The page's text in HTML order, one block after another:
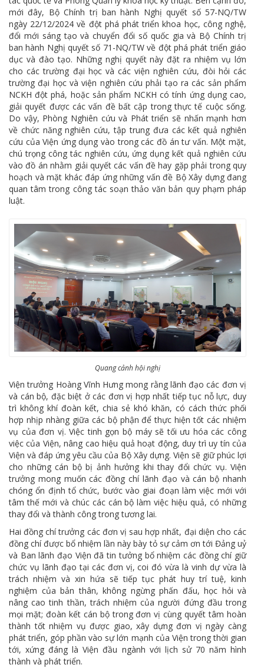
mới đây, Bộ Chính trị ban hành Nghị quyết số 57-NQ/TW
ngày 22/12/2024 về đột phá phát triển khoa học, công nghệ,
đổi mới sáng tạo và chuyển đổi số quốc gia và Bộ Chính trị
ban hành Nghị quyết số 71-NQ/TW về đột phá phát triển giáo
dục và đào tạo. Những nghị quyết này đặt ra nhiệm vụ lớn
cho các trường đại học và các viện nghiên cứu, đòi hỏi các
trường đại học và viện nghiên cứu phải tạo ra các sản phẩm
NCKH đột phá, hoặc sản phẩm NCKH có tính ứng dụng cao,
giải quyết được các vấn đề bất cập trong thực tế cuộc sống.
Do vậy, Phòng Nghiên cứu và Phát triển sẽ nhấn mạnh hơn
về chức năng nghiên cứu, tập trung đưa các kết quả nghiên
cứu của Viện ứng dụng vào trong các đồ án tư vấn. Một mặt,
chú trọng công tác nghiên cứu, ứng dụng kết quả nghiên cứu
vào đồ án nhằm giải quyết các vấn đề hay gặp phải trong quy
hoạch và mặt khác đáp ứng những vấn đề Bộ Xây dựng đang
quan tâm trong công tác soạn thảo văn bản quy phạm pháp
luật.
Quang cảnh hội nghị
Viện trưởng Hoàng Vĩnh Hưng mong rằng lãnh đạo các đơn vị
và cán bộ, đặc biệt ở các đơn vị hợp nhất tiếp tục nỗ lực, duy
trì không khí đoàn kết, chia sẻ khó khăn, có cách thức phối
hợp nhịp nhàng giữa các bộ phận để thực hiện tốt các nhiệm
vụ của đơn vị. Việc tinh gọn bộ máy sẽ tối ưu hóa các công
việc của Viện, nâng cao hiệu quả hoạt động, duy trì uy tín của
Viện và đáp ứng yêu cầu của Bộ Xây dựng. Viện sẽ giữ phúc lợi
cho những cán bộ bị ảnh hưởng khi thay đổi chức vụ. Viện
trưởng mong muốn các đồng chí lãnh đạo và cán bộ nhanh
chóng ổn định tổ chức, bước vào giai đoạn làm việc mới với
tâm thế mới và chúc các cán bộ làm việc hiệu quả, có những
thay đổi và thành công trong tương lai.
Hai đồng chí trưởng các đơn vị sau hợp nhất, đại diện cho các
đồng chí được bổ nhiệm lần này bày tỏ sự cảm ơn tới Đảng uỷ
và Ban lãnh đạo Viện đã tin tưởng bổ nhiệm các đồng chí giữ
chức vụ lãnh đạo tại các đơn vị, coi đó vừa là vinh dự vừa là
trách nhiệm và xin hứa sẽ tiếp tục phát huy trí tuệ, kinh
nghiệm của bản thân, không ngừng phấn đấu, học hỏi và
nâng cao tinh thần, trách nhiệm của người đứng đầu trong
mọi mặt; đoàn kết cán bộ trong đơn vị cùng quyết tâm hoàn
thành tốt nhiệm vụ được giao, xây dựng đơn vị ngày càng
phát triển, góp phần vào sự lớn mạnh của Viện trong thời gian
tới, xứng đáng là Viện đầu ngành với lịch sử 70 năm hình
thành và phát triển.